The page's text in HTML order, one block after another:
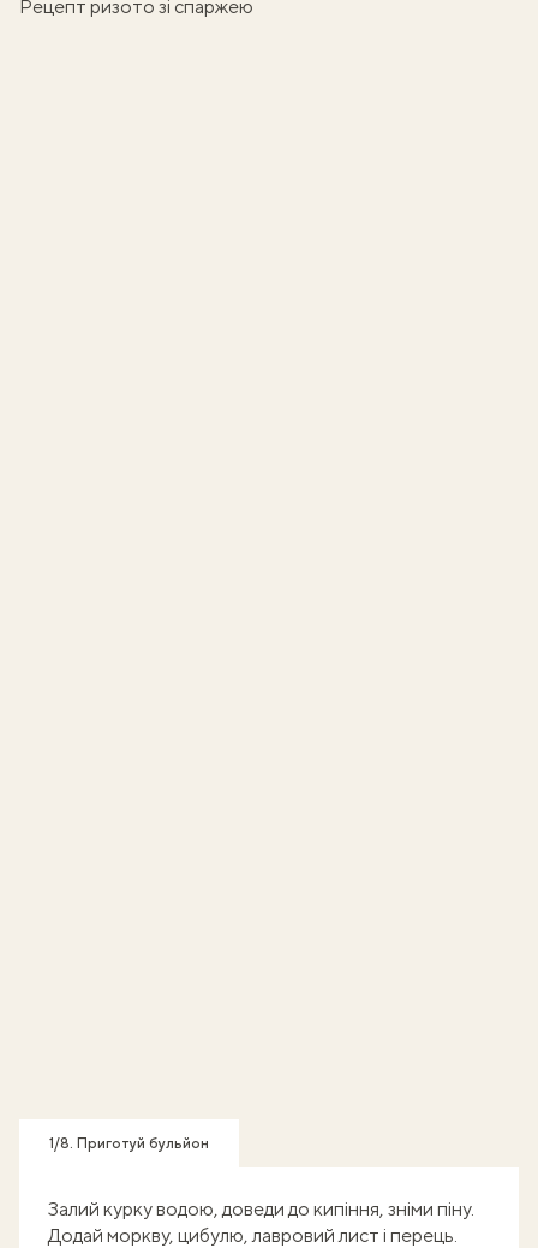
Рецепт ризото зі спаржею
1/8. Приготуй бульйон
Залий курку водою, доведи до кипіння, зніми піну.
Додай моркву, цибулю, лавровий лист і перець.